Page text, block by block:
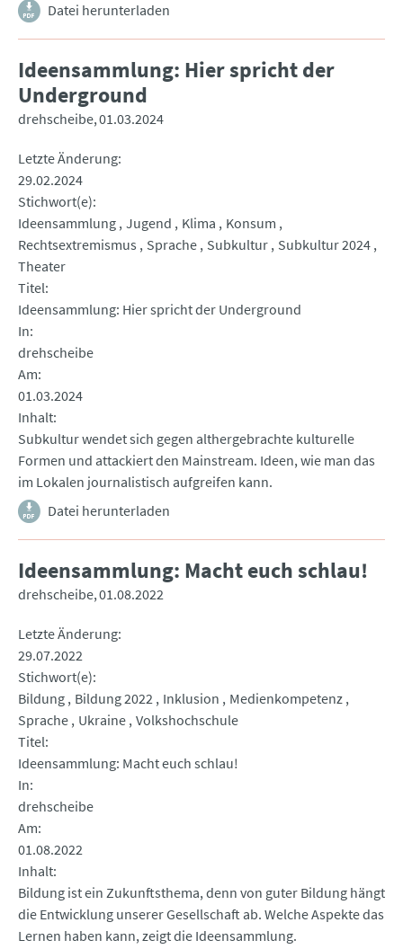
Datei herunterladen
Ideensammlung: Hier spricht der
Underground
drehscheibe 01.03.2024
Letzte Änderung
29.02.2024
Stichwort(e)
Ideensammlung Jugend Klima
Konsum
Rechtsextremismus
Sprache Subkultur Subkultur 2024
Theater
Titel
Ideensammlung: Hier spricht der Underground
In
drehscheibe
Am
01.03.2024
Inhalt
Subkultur wendet sich gegen althergebrachte kulturelle
Formen und attackiert den Mainstream. Ideen, wie man das
im Lokalen journalistisch aufgreifen kann.
Datei herunterladen
Ideensammlung: Macht euch schlau!
drehscheibe 01.08.2022
Letzte Änderung
29.07.2022
Stichwort(e)
Bildung Bildung 2022 Inklusion
Medienkompetenz
Sprache Ukraine Volkshochschule
Titel
Ideensammlung: Macht euch schlau!
In
drehscheibe
Am
01.08.2022
Inhalt
Bildung ist ein Zukunftsthema, denn von guter Bildung hängt
die Entwicklung unserer Gesellschaft ab. Welche Aspekte das
Lernen haben kann, zeigt die Ideensammlung.